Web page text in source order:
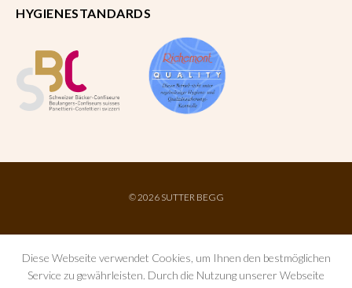
HYGIENESTANDARDS
© 2026 SUTTER BEGG
Diese Webseite verwendet Cookies, um Ihnen den bestmöglichen
Service zu gewährleisten. Durch die Nutzung unserer Webseite